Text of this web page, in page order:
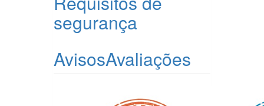
segurança
AvisosAvaliações